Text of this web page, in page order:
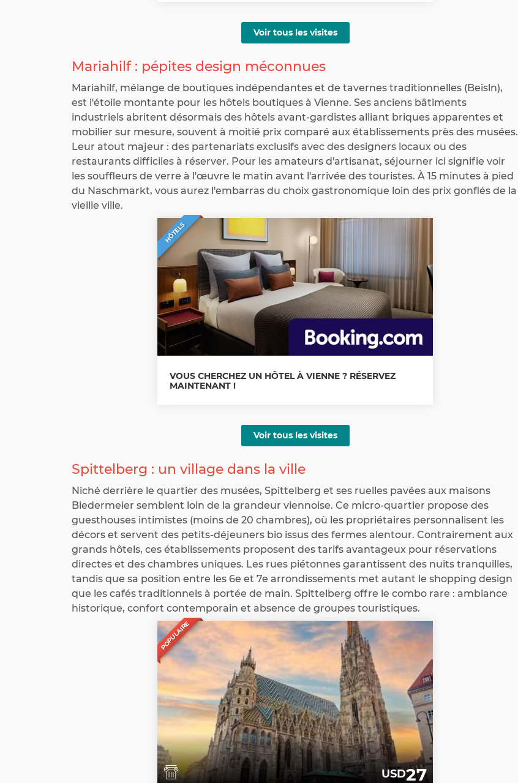
Voir tous les visites
Mariahilf : pépites design méconnues
Mariahilf, mélange de boutiques indépendantes et de tavernes traditionnelles (Beisln),
est l'étoile montante pour les hôtels boutiques à Vienne. Ses anciens bâtiments
industriels abritent désormais des hôtels avant-gardistes alliant briques apparentes et
mobilier sur mesure, souvent à moitié prix comparé aux établissements près des musées.
Leur atout majeur : des partenariats exclusifs avec des designers locaux ou des
restaurants difficiles à réserver. Pour les amateurs d'artisanat, séjourner ici signifie voir
les souffleurs de verre à l'œuvre le matin avant l'arrivée des touristes. À 15 minutes à pied
du Naschmarkt, vous aurez l'embarras du choix gastronomique loin des prix gonflés de la
vieille ville.
HÔTELS
VOUS CHERCHEZ UN HÔTEL À VIENNE ? RÉSERVEZ
MAINTENANT !
Voir tous les visites
Spittelberg : un village dans la ville
Niché derrière le quartier des musées, Spittelberg et ses ruelles pavées aux maisons
Biedermeier semblent loin de la grandeur viennoise. Ce micro-quartier propose des
guesthouses intimistes (moins de 20 chambres), où les propriétaires personnalisent les
décors et servent des petits-déjeuners bio issus des fermes alentour. Contrairement aux
grands hôtels, ces établissements proposent des tarifs avantageux pour réservations
directes et des chambres uniques. Les rues piétonnes garantissent des nuits tranquilles,
tandis que sa position entre les 6e et 7e arrondissements met autant le shopping design
que les cafés traditionnels à portée de main. Spittelberg offre le combo rare : ambiance
historique, confort contemporain et absence de groupes touristiques.
POPULAIRE
USD27